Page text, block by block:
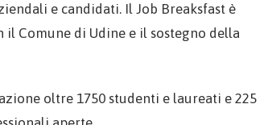
e candidati. Il Job Breaksfast è
Comune di Udine e il sostegno della
oltre 1750 studenti e laureati e 225